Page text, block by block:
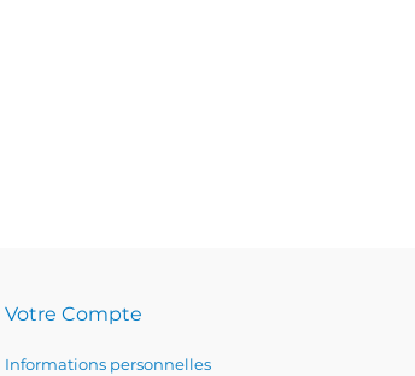
Votre Compte
Informations personnelles